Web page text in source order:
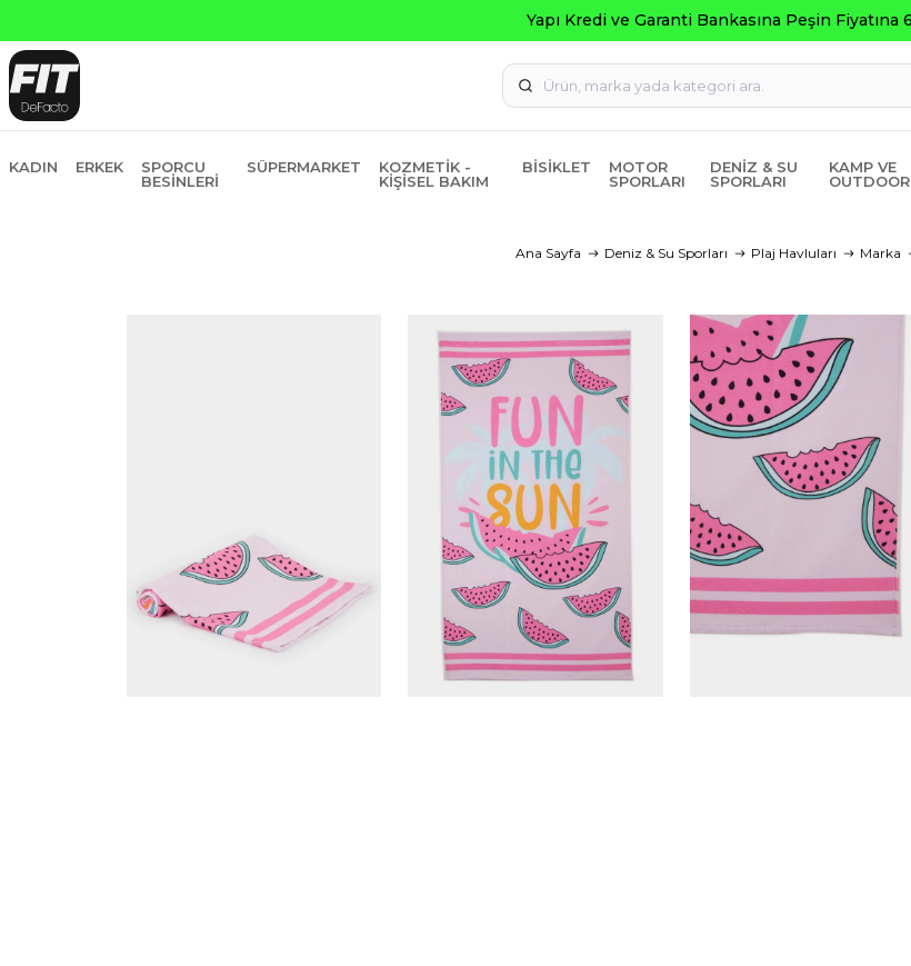
KADIN ERKEK
SPORCU
BESINLERI
SÜPERMARKET
KOZMETIK -
KIŞISEL BAKIM
BISIKLET
MOTOR
SPORLARI
DENIZ & SU
SPORLARI
KAMP VE
OUTDOOR
Ana Sayfa Deniz & Su Sporları Plaj Havluları Marka